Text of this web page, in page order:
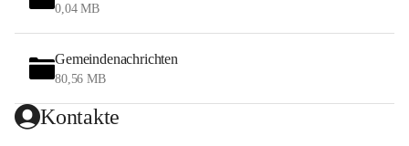
0,04 MB
Gemeindenachrichten
80,56 MB
Kontakte